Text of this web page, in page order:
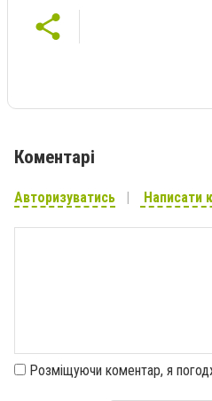
Коментарі
Авторизуватись Написати
Розміщуючи коментар, я